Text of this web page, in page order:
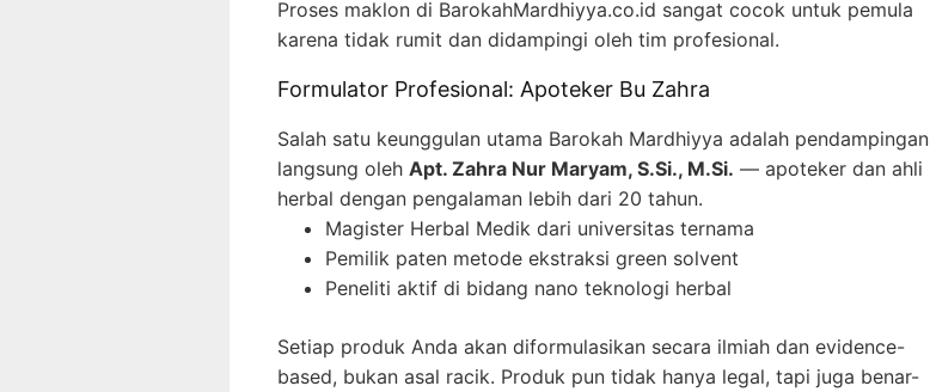
Proses maklon di BarokahMardhiyya.co.id sangat cocok untuk pemula
karena tidak rumit dan didampingi oleh tim profesional.
Formulator Profesional: Apoteker Bu Zahra
Salah satu keunggulan utama Barokah Mardhiyya adalah pendampingan
langsung oleh Apt. Zahra Nur Maryam, S.Si., M.Si. — apoteker dan ahli
herbal dengan pengalaman lebih dari 20 tahun.
Magister Herbal Medik dari universitas ternama
Pemilik paten metode ekstraksi green solvent
Peneliti aktif di bidang nano teknologi herbal
Setiap produk Anda akan diformulasikan secara ilmiah dan evidence-
based, bukan asal racik. Produk pun tidak hanya legal, tapi juga benar-